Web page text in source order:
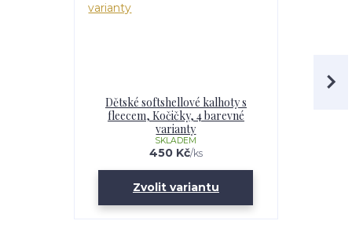
Dětské softshellové kalhoty s
fleecem, Kočičky, 4 barevné
varianty
450 Kč/ks
SKLADEM
Zvolit variantu